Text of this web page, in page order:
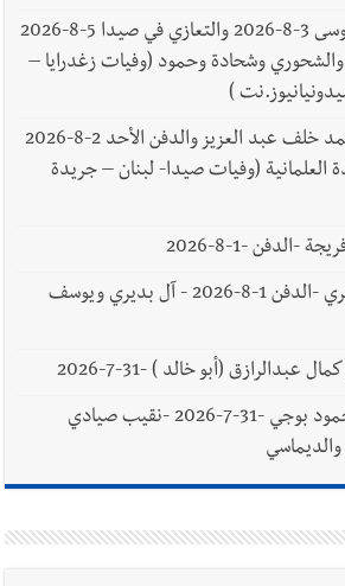
وفاة مصطفى محمد موسى 3-8-2026 والتعازي في صيدا 5-8-2026
وشحادة وحمود (وفيات زغدرايا –
)
وفاة الشاب موسى محمد خلف عبد العزيز والدفن الأحد 2-8-2026
العلمانية (وفيات صيدا- لبنان – جريدة
الدفن -1-8-2026
وفاة بدرية يوسف بديري -الدفن 1-8-2026 - آل بديري ويوسف
عبدالرازق (أبو خالد ) -31-7-2026
وفاة الحاج مصطفى محمود بوجي -31-7-2026 -نقيب صيادي